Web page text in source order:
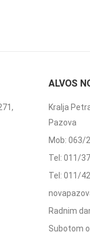
ALVOS
Kralja
Pazova
Mob: 063/
Tel: 011/
Tel: 011/
Radnim
Subotom